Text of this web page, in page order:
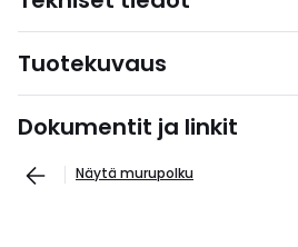
Tuotekuvaus
Dokumentit ja linkit
Näytä murupolku